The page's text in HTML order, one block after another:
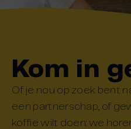
Kom in
Of je nou op zoek bent
een partnerschap, of
koffie wilt doen: we